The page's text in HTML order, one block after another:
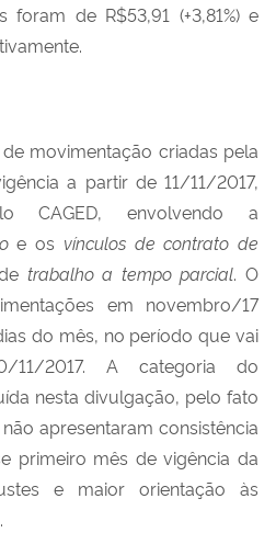
foram de R$53,91 (+3,81%) e
movimentação criadas pela
a partir de 11/11/2017,
CAGED, envolvendo a
e os vínculos de contrato de
trabalho a tempo parcial. O
em novembro/17
do mês, no período que vai
11/2017. A categoria do
nesta divulgação, pelo fato
apresentaram consistência
primeiro mês de vigência da
e maior orientação às